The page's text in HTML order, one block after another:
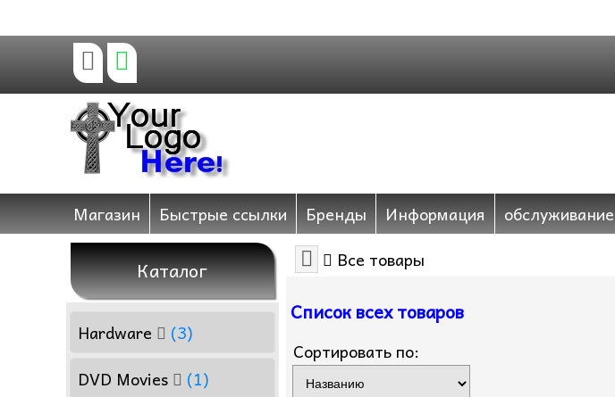
Магазин Быстрые ссылки Бренды Информация обслуживание
Каталог
Hardware
(3)
DVD Movies
(1)
Все товары
Список всех товаров
Сортировать по: